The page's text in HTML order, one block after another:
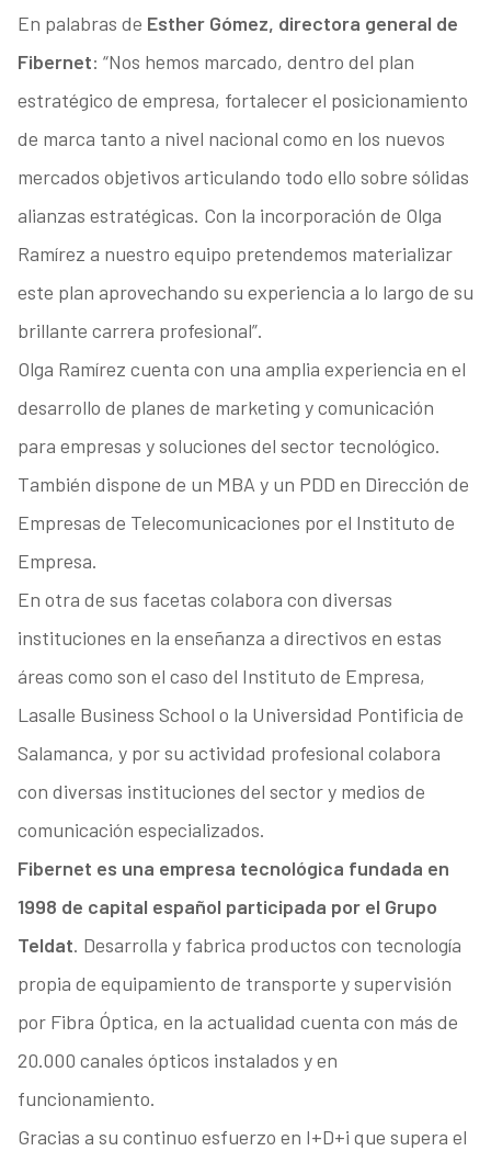
En palabras de Esther Gómez, directora general de
Fibernet: “Nos hemos marcado, dentro del plan
estratégico de empresa, fortalecer el posicionamiento
de marca tanto a nivel nacional como en los nuevos
mercados objetivos articulando todo ello sobre sólidas
alianzas estratégicas. Con la incorporación de Olga
Ramírez a nuestro equipo pretendemos materializar
este plan aprovechando su experiencia a lo largo de su
brillante carrera profesional”.
Olga Ramírez cuenta con una amplia experiencia en el
desarrollo de planes de marketing y comunicación
para empresas y soluciones del sector tecnológico.
También dispone de un MBA y un PDD en Dirección de
Empresas de Telecomunicaciones por el Instituto de
Empresa.
En otra de sus facetas colabora con diversas
instituciones en la enseñanza a directivos en estas
áreas como son el caso del Instituto de Empresa,
Lasalle Business School o la Universidad Pontificia de
Salamanca, y por su actividad profesional colabora
con diversas instituciones del sector y medios de
comunicación especializados.
Fibernet es una empresa tecnológica fundada en
1998 de capital español participada por el Grupo
Teldat. Desarrolla y fabrica productos con tecnología
propia de equipamiento de transporte y supervisión
por Fibra Óptica, en la actualidad cuenta con más de
20.000 canales ópticos instalados y en
funcionamiento.
Gracias a su continuo esfuerzo en I+D+i que supera el